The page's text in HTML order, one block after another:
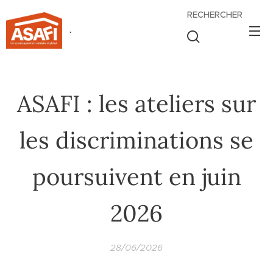
.
RECHERCHER
ASAFI : les ateliers sur
les discriminations se
poursuivent en juin
2026
28/06/2026